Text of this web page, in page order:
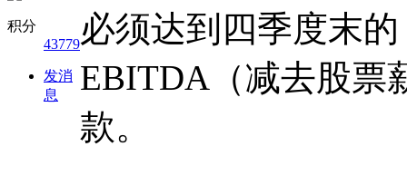
积分
43779
发消
息
必须达到四季度末
EBITDA（减去股票
款。